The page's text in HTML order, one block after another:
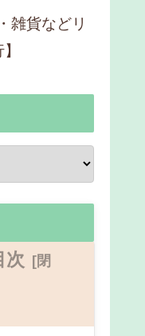
雑貨などリ
次